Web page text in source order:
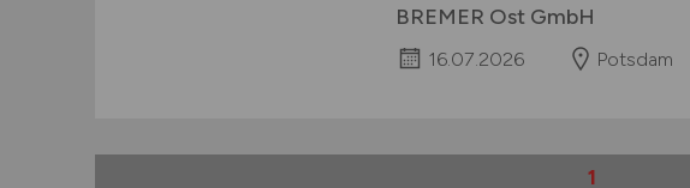
BREMER Ost GmbH
16.07.2026 Potsdam
1